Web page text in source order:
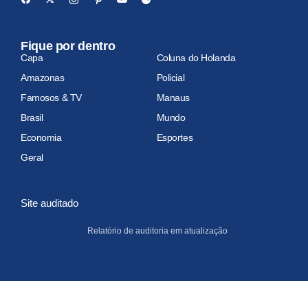
Fique por dentro
Capa
Coluna do Holanda
Amazonas
Policial
Famosos & TV
Manaus
Brasil
Mundo
Economia
Esportes
Geral
Site auditado
Relatório de auditoria em atualização